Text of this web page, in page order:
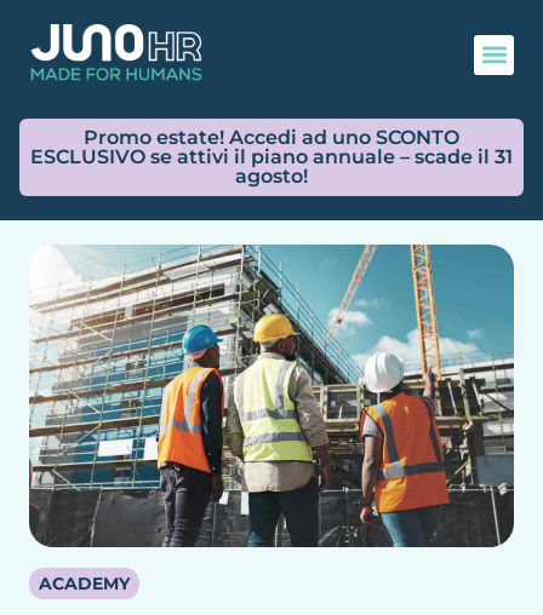
Promo estate! Accedi ad uno SCONTO
ESCLUSIVO se attivi il piano annuale – scade il 31
agosto!
ACADEMY